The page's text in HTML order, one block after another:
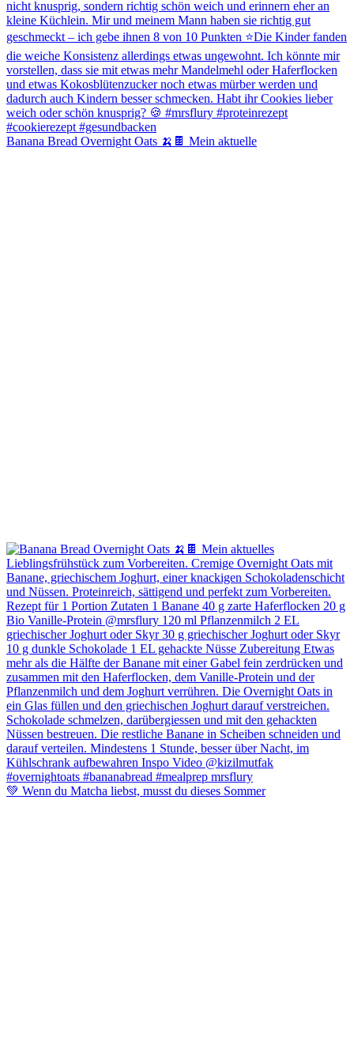
Banana Bread Overnight Oats 🍌🍫 Mein aktuelle
💚 Wenn du Matcha liebst, musst du dieses Sommer